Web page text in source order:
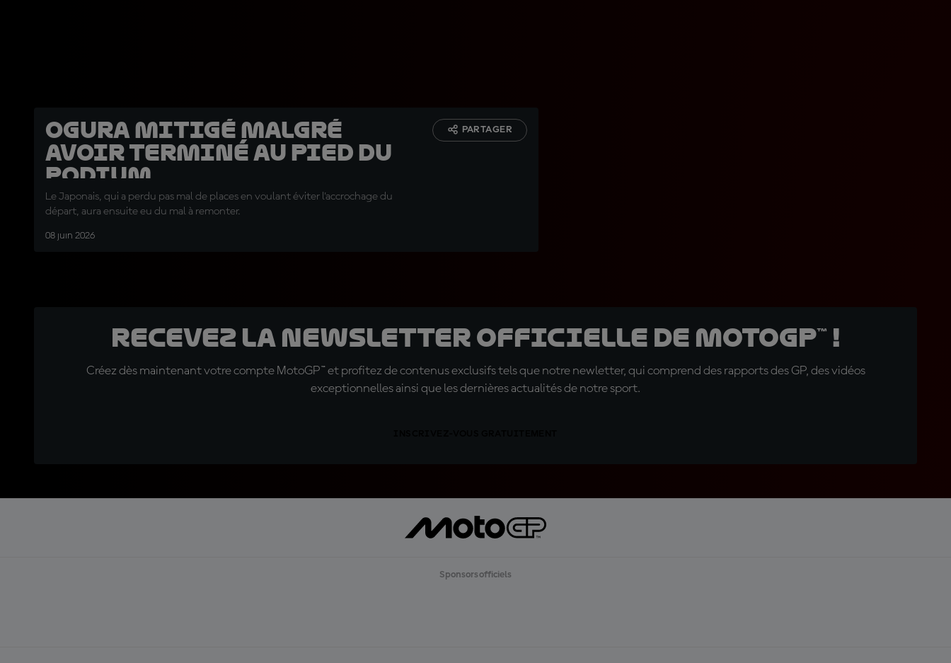
Ogura mitigé malgré
avoir terminé au pied du
podium
Le Japonais, qui a perdu pas mal de places en voulant éviter l'accrochage du
départ, aura ensuite eu du mal à remonter.
08 juin 2026
PARTAGER
Recevez la Newsletter officielle de MotoGP™ !
Créez dès maintenant votre compte MotoGP™ et profitez de contenus exclusifs tels que notre newletter, qui comprend des rapports des GP, des vidéos
exceptionnelles ainsi que les dernières actualités de notre sport.
Sponsors officiels